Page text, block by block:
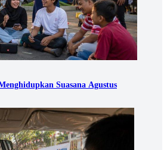
Suasana Agustus